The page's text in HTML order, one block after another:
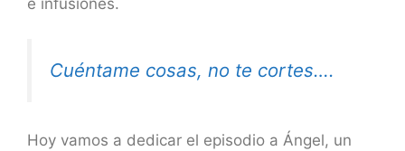
e infusiones.
Cuéntame cosas, no te cortes….
Hoy vamos a dedicar el episodio a Ángel, un